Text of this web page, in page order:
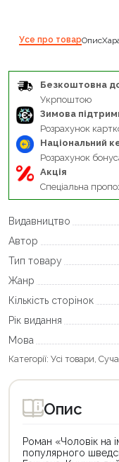
Усе про товарОпис
Безкоштовна
Укрпоштою
Зимова
Розрахунок
Національний
Розрахунок
Акція
Спеціальна
Видавництво
Автор
Тип товару
Жанр
Кількість сторінок
Рік видання
Мова
Категорії: Усі товари
Опис
Роман «Чоловік на
популярного